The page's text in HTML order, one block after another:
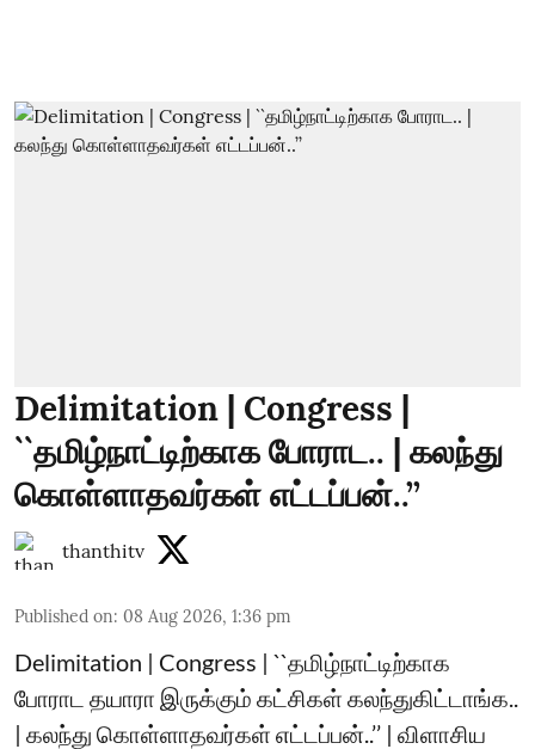
Delimitation | Congress |
``தமிழ்நாட்டிற்காக போராட.. | கலந்து
கொள்ளாதவர்கள் எட்டப்பன்..’’
thanthitv
Published on: 08 Aug 2026, 1:36 pm
Delimitation | Congress | ``தமிழ்நாட்டிற்காக
போராட தயாரா இருக்கும் கட்சிகள் கலந்துகிட்டாங்க..
| கலந்து கொள்ளாதவர்கள் எட்டப்பன்..’’ | விளாசிய